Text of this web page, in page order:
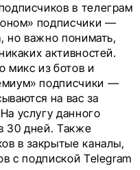
в телеграм
подписчики —
но важно понимать,
активностей.
микс из ботов и
подписчики —
на вас за
услугу данного
30 дней. Также
в закрытые каналы,
с подпиской Telegram